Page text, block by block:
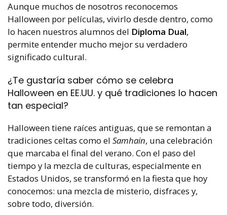
Aunque muchos de nosotros reconocemos
Halloween por películas, vivirlo desde dentro, como
lo hacen nuestros alumnos del Diploma Dual,
permite entender mucho mejor su verdadero
significado cultural.
¿Te gustaría saber cómo se celebra
Halloween en EE.UU. y qué tradiciones lo hacen
tan especial?
Halloween tiene raíces antiguas, que se remontan a
tradiciones celtas como el Samhain, una celebración
que marcaba el final del verano. Con el paso del
tiempo y la mezcla de culturas, especialmente en
Estados Unidos, se transformó en la fiesta que hoy
conocemos: una mezcla de misterio, disfraces y,
sobre todo, diversión.